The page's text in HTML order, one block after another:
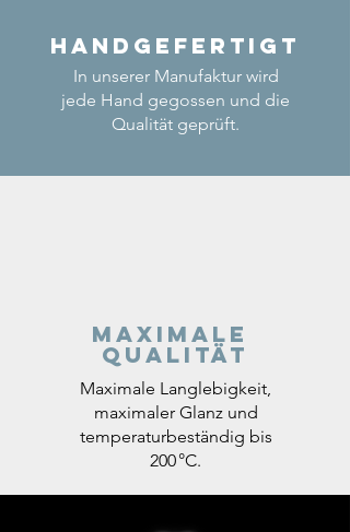
Handgefertigt
In unserer Manufaktur wird
jede Hand gegossen und die
Qualität geprüft.
Maximale
Qualität
Maximale Langlebigkeit,
maximaler Glanz und
temperaturbeständig bis
200 °C.